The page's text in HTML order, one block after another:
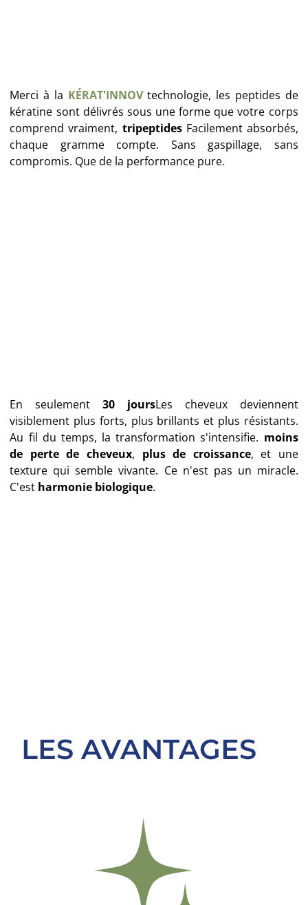
Merci à la KÉRAT'INNOVtechnologie, les peptides de
kératine sont délivrés sous une forme que votre corps
comprend vraiment, tripeptidesFacilement absorbés,
chaque gramme compte. Sans gaspillage, sans
compromis. Que de la performance pure.
En seulement30 joursLes cheveux deviennent
visiblement plus forts, plus brillants et plus résistants.
Au fil du temps, la transformation s'intensifie. moins
de perte de cheveux, plus de croissance, et une
texture qui semble vivante. Ce n'est pas un miracle.
C'est harmonie biologique.
LES AVANTAGES